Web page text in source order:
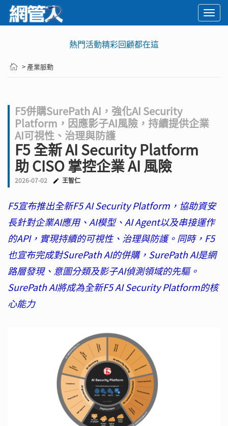
熱門活動精彩回顧都在這
> 產業脈動
F5併購SurePath AI，強化AI Security
Platform，因應影子AI風險，持續提供企業
AI可視性、治理與防護
F5 全新 AI Security Platform
助 CISO 掌控企業 AI 風險
2026-07-02 王智仁
F5宣布推出全新F5 AI Security Platform，協助資安
長針對企業AI應用、AI模型、AI Agent以及串接運作
的API，實現持續的可視性、治理與防護。同時，F5
也宣布完成對SurePath AI的併購，SurePath AI是網
路層發現、意圖分類及影子AI偵測領域的先驅。
SurePath AI將成為全新F5 AI Security Platform的核
心能力